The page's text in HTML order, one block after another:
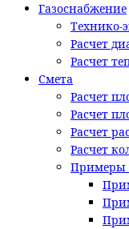
Газоснабжение
Технико-
Расчет
Расчет
Смета
Расчет
Расчет
Расчет
Расчет
Примеры